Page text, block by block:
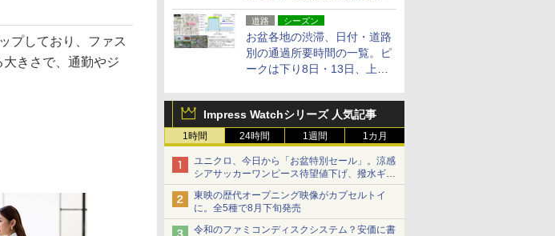
た20周年記念キャンペーン
道路 シーズン
お盆各地の渋滞、日付・道路
別の通過所要時間の一覧。ピ
ークは下り8日・13日、上り
Impress Watchシリーズ 人気記事
1時間 24時間 1週間 1カ月
ユニクロ、今日から「お盆特別セール」。涼感
シアサッカーワンピース待望値下げ、撥水ギア
ショーツは1990円に
東映の歴代オープニング映像がカプセルトイ
に。全5種で8月下旬発売
令和のファミコンディスクシステム？安価に書
プしており、ファス
きさで、通勤やジ